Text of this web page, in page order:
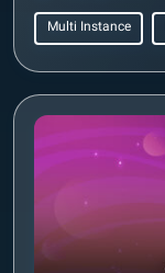
Multi Instance